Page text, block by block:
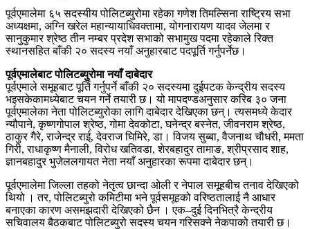
पूर्वएमालेमा ६५ सदस्यीय पोलिटब्युरोमा रहेका गणेश तिमल्सिना राष्ट्रिय सभा
अध्यक्षमा, अग्नि खरेल महान्यायाधिवक्तामा, योगनारायण यादव जेलमा र
सानुकुमार श्रेष्ठ तीन नम्बर प्रदेश सभाको सभामुख पदमा रहेकाले रिक्त
स्थानसहित बाँकी २० सदस्य नयाँ अनुहारबाट पदपूर्ति गर्नुपर्नेछ।
पूर्वएमालेबाट पोलिटब्युरोमा नयाँ दाबेदार
पूर्वएमाले समूहबाट पूर्ति गर्नुपर्ने बाँकी २० सदस्यमा दुईपटक केन्द्रीय सदस्य
भइसकेकामध्येबाट चयन गर्ने तयारी छ। यो मापदण्डअनुसार करिब ३० जना
पूर्वएमालेका नेता पोलिटब्युरोका लागि दाबेदार देखिएका छन्। त्यसमध्ये केदार
न्यौपाने, कृष्णगोपाल श्रेष्ठ, गोमा देवकोटा, घनेन्द्र बस्नेत, जीवनराम श्रेष्ठ,
ठाकुर गैरे, राजेन्द्र राई, देवराज घिमिरे, डा। विजय सुब्बा, वैजनाथ चौधरी, ममता
गिरी, राधाकृष्ण मैनाली, विरोध खतिवडा, शेरबहादुर तामाङ, श्रीप्रसाद शाह,
ज्ञानबहादुर भुजेललगायत नेता नयाँ अनुहारका रूपमा दाबेदार छन्।
पूर्वएमालेमा जिल्ला तहको नेतृत्व छान्दा ओली र नेपाल समूहबीच तनाव देखिएको
थियो । तर, पोलिटब्युरो कमिटीमा भने पूर्वसमूहको वरिष्ठतालाई नै आधार
बनाएका कारण असमझदारी देखिएको छैन । एक–दुई दिनभित्रै केन्द्रीय
सचिवालय बैठकबाट पोलिटब्युरो सदस्य चयन गरिसक्ने नेकपाको तयारी छ।